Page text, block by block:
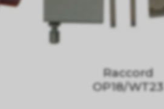
Raccord
OP18/WT23